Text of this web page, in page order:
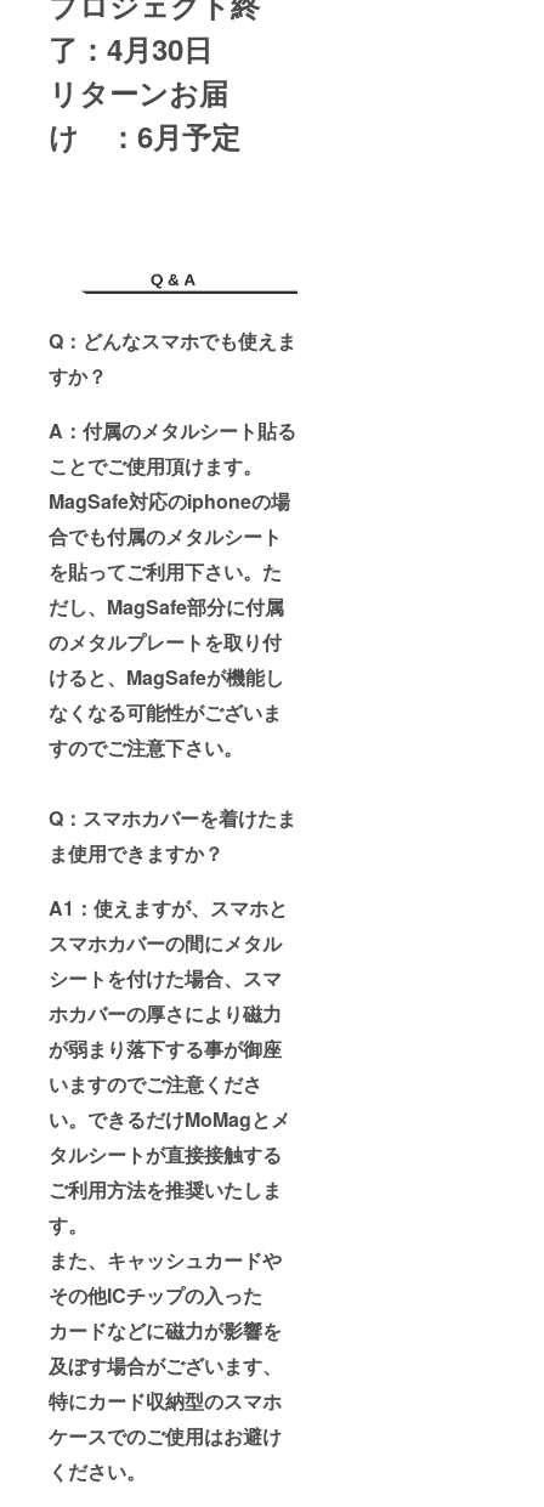
了：4月30日
リターンお届
け ：6月予定
Q：どんなスマホでも使えま
すか？
A：付属のメタルシート貼る
ことでご使用頂けます。
MagSafe対応のiphoneの場
合でも付属のメタルシート
を貼ってご利用下さい。た
だし、MagSafe部分に付属
のメタルプレートを取り付
けると、MagSafeが機能し
なくなる可能性がございま
すのでご注意下さい。
Q：スマホカバーを着けたま
ま使用できますか？
A1：使えますが、スマホと
スマホカバーの間にメタル
シートを付けた場合、スマ
ホカバーの厚さにより磁力
が弱まり落下する事が御座
いますのでご注意くださ
い。できるだけMoMagとメ
タルシートが直接接触する
ご利用方法を推奨いたしま
す。
また、キャッシュカードや
その他ICチップの入った
カードなどに磁力が影響を
及ぼす場合がございます、
特にカード収納型のスマホ
ケースでのご使用はお避け
ください。